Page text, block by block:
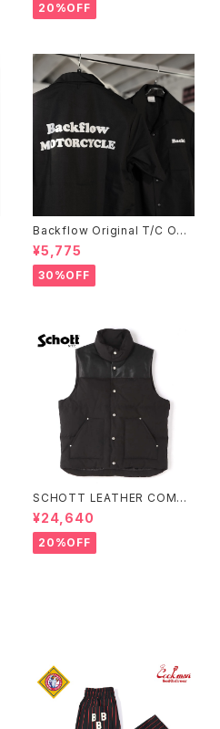
20%OFF
Backflow Original T/C Ope
n Collar S/S Work Shirt
¥5,775
30%OFF
SCHOTT LEATHER COMBI
DOWN VEST
¥24,640
20%OFF